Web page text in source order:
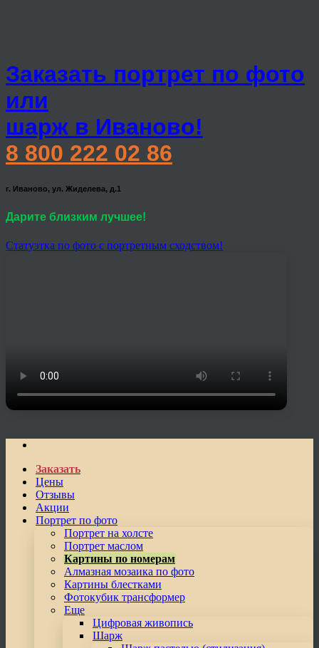
Заказать портрет по фото
или
шарж в Иваново!
8 800 222 02 86
г. Иваново, ул. Жиделева, д.1
Дарите близким лучшее!
Статуэтка по фото с портретным сходством!
Заказать
Цены
Отзывы
Акции
Портрет по фото
Портрет на холсте
Портрет маслом
Картины по номерам
Алмазная мозаика по фото
Картины блестками
Фотокубик трансформер
Еще
Цифровая живопись
Шарж